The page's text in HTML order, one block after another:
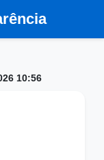
10:56